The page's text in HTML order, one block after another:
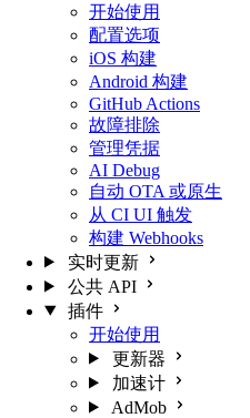
开始使用
配置选项
iOS 构建
Android 构建
GitHub Actions
故障排除
管理凭据
AI Debug
自动 OTA 或原生
从 CI UI 触发
构建 Webhooks
实时更新
公共 API
插件
开始使用
更新器
加速计
AdMob